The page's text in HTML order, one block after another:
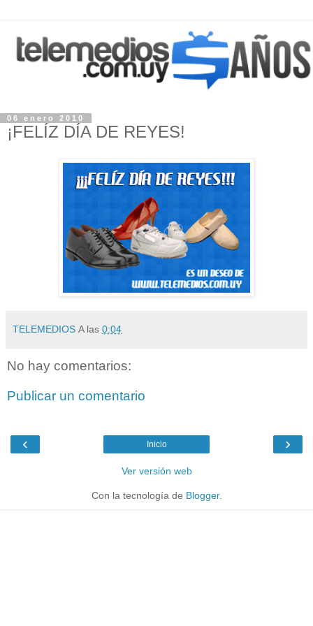
06 enero 2010
¡FELÍZ DÍA DE REYES!
TELEMEDIOS A las 0:04
No hay comentarios:
Publicar un comentario
‹ ›
Inicio
Ver versión web
Con la tecnología de Blogger.